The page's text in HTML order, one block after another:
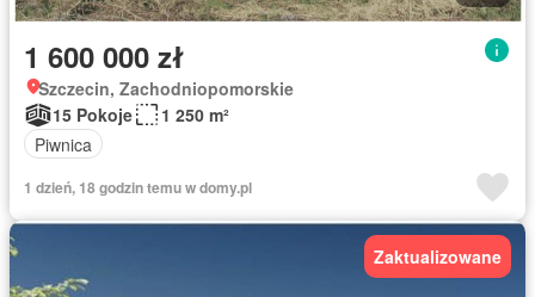
1 600 000 zł
Szczecin, Zachodniopomorskie
15 Pokoje
1 250 m²
Piwnica
1 dzień, 18 godzin temu w domy.pl
Zaktualizowane